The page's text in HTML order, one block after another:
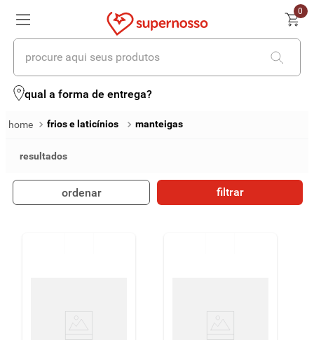
0
procure aqui seus produtos
qual a forma de entrega?
frios e laticínios manteigas
ordenar filtrar
termos mais buscados
4º iogurte